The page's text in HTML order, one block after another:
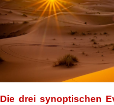
Die drei synoptischen